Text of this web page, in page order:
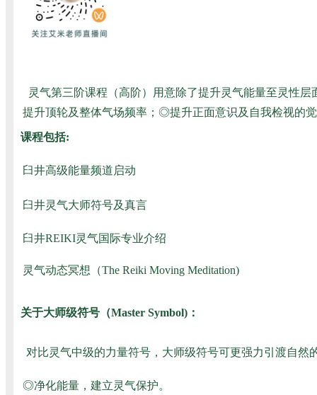
灵气第三阶课程（高阶）用意除了提升灵气能量至灵性
提升顶轮及整体气场频率；◎提升正面意识及自我检视的
课程包括:
臼井高级能量频道启动
臼井灵气大师符号及真言
臼井REIKI灵气国际专业介绍
灵气动态冥想（The Reiki Moving Meditation)
关于大师级符号（Master Symbol)：
对比灵气中级的力量符号，大师级符号可更强力引渡自
◎净化能量，建立灵气保护。